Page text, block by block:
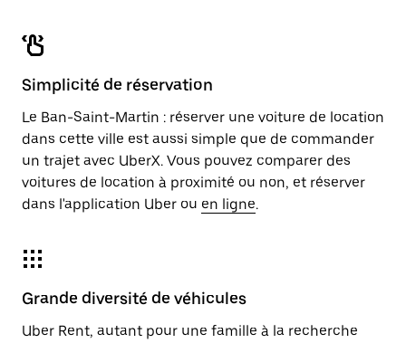
Simplicité de réservation
Le Ban-Saint-Martin : réserver une voiture de location
dans cette ville est aussi simple que de commander
un trajet avec UberX. Vous pouvez comparer des
voitures de location à proximité ou non, et réserver
dans l'application Uber ou en ligne.
Grande diversité de véhicules
Uber Rent, autant pour une famille à la recherche